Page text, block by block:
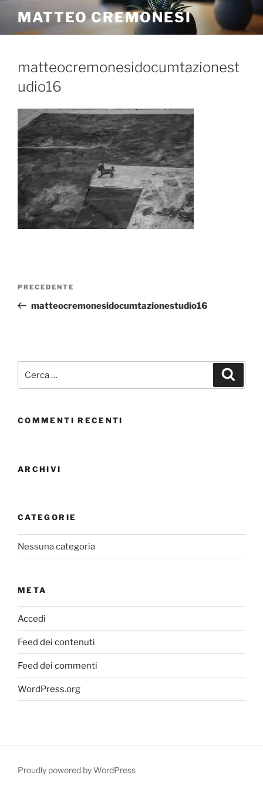
MATTEO CREMONESI
matteocremonesidocumtazionest
udio16
PRECEDENTE
matteocremonesidocumtazionestudio16
COMMENTI RECENTI
ARCHIVI
CATEGORIE
Nessuna categoria
META
Accedi
Feed dei contenuti
Feed dei commenti
WordPress.org
Proudly powered by WordPress